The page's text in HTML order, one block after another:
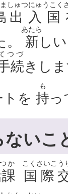
出入国
しゅつにゅうこく
。 新
あたら
し
続
つづ
きしま
を 持
も
っ
ないこ
か
国際
こくさいこう